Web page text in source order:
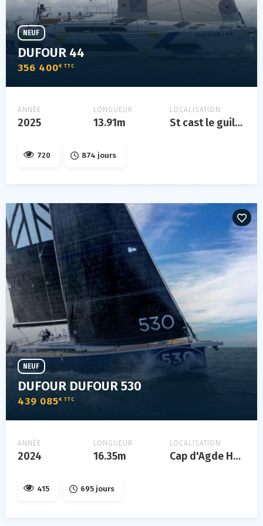
DUFOUR 44
356 400€ TTC
NEUF
ANNÉE
2025
LONGUEUR
13.91m
LOCALISATION
St cast le guildo
720 874 jours
DUFOUR DUFOUR 530
439 085€ TTC
NEUF
ANNÉE
2024
LONGUEUR
16.35m
LOCALISATION
Cap d'Agde Hérault
415 695 jours